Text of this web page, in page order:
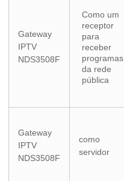
Gateway
IPTV
NDS3508F
Como um
receptor
para
receber
programas
da rede
pública
Gateway
IPTV
NDS3508F
como
servidor